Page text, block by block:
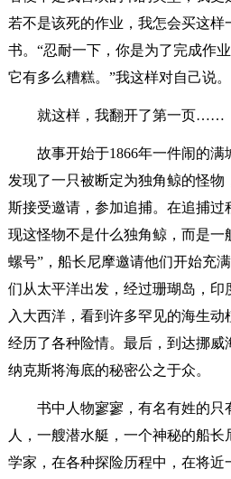
若不是该死的作业，我怎会买这样
书。“忍耐一下，你是为了完成作
它有多么糟糕。”我这样对自己说。
就这样，我翻开了第一页……
故事开始于1866年一件闹的
发现了一只被断定为独角鲸的怪
斯接受邀请，参加追捕。在追捕过
现这怪物不是什么独角鲸，而是一
螺号”，船长尼摩邀请他们开始充
们从太平洋出发，经过珊瑚岛，印
入大西洋，看到许多罕见的海生动
经历了各种险情。最后，到达挪威
纳克斯将海底的秘密公之于众。
书中人物寥寥，有名有姓的只
人，一艘潜水艇，一个神秘的船
学家，在各种探险历程中，在将近